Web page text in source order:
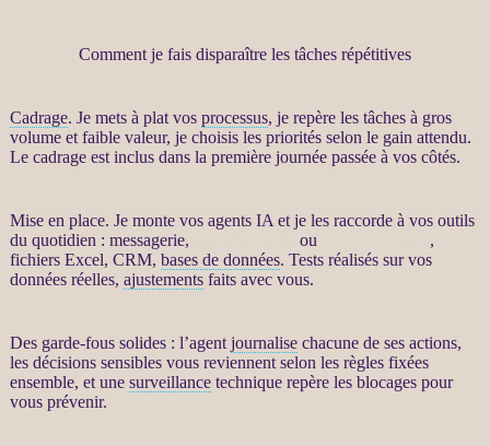
Comment je fais disparaître les tâches répétitives
Cadrage. Je mets à plat vos processus, je repère les tâches à gros
volume et faible valeur, je choisis les priorités selon le gain attendu.
Le cadrageest inclus dans la première journée passée à vos côtés.
Mise en place. Je monte vos agents IA et je les raccorde à vos outils
du quotidien : messagerie,
ou
,
fichiers Excel, CRM, bases de données. Tests réalisés sur vos
donnéesréelles, ajustementsfaits avec vous.
Des garde-foussolides : l’agent journalisechacune de ses actions,
les décisions sensibles vous reviennent selon les règles fixées
ensemble, et une surveillancetechnique repère les blocages pour
vous prévenir.